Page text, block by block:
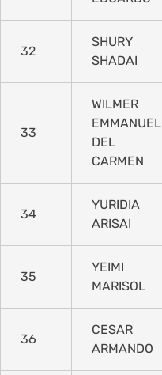
32
SHURY
SHADAI
33
WILMER
EMMANUEL
DEL
CARMEN
34
YURIDIA
ARISAI
35
YEIMI
MARISOL
36
CESAR
ARMANDO